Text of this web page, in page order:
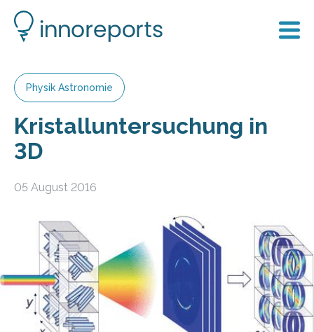
Physik Astronomie
Kristalluntersuchung in
3D
05 August 2016